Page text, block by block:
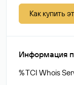
Как купить
Информация
% TCI Whois